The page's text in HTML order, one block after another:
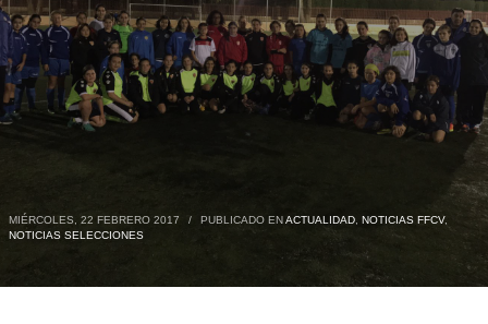
MIÉRCOLES, 22 FEBRERO 2017 / PUBLICADO ENACTUALIDAD, NOTICIAS FFCV,
NOTICIAS SELECCIONES